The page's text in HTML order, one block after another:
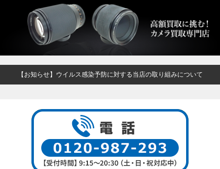
【お知らせ】ウイルス感染予防に対する当店の取り組みについて